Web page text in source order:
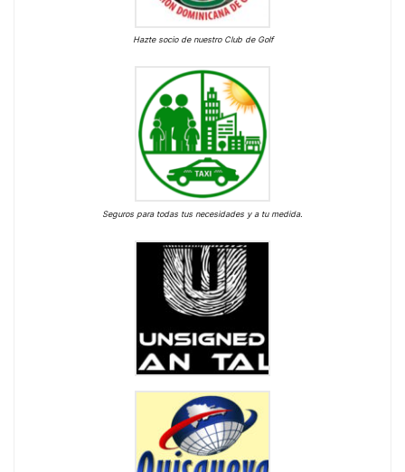
Hazte socio de nuestro Club de Golf
Seguros para todas tus necesidades y a tu medida.